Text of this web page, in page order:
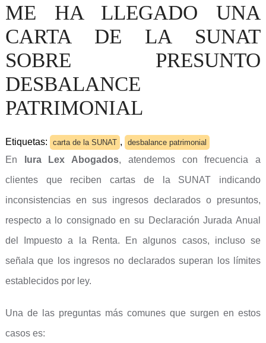
ME HA LLEGADO UNA
CARTA DE LA SUNAT
SOBRE PRESUNTO
DESBALANCE
PATRIMONIAL
Etiquetas: carta de la SUNAT , desbalance patrimonial
En Iura Lex Abogados, atendemos con frecuencia a
clientes que reciben cartas de la SUNAT indicando
inconsistencias en sus ingresos declarados o presuntos,
respecto a lo consignado en su Declaración Jurada Anual
del Impuesto a la Renta. En algunos casos, incluso se
señala que los ingresos no declarados superan los límites
establecidos por ley.
Una de las preguntas más comunes que surgen en estos
casos es: